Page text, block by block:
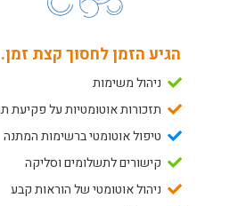
הגיע הזמן לחסוך קצת זמן.
ניהול משימות
תזכורות אוטומטיות על פקיעת
טיפול אוטומטי ברשימות המתנה
קישורים לתשלומים וסליקה
ניהול אוטומטי של הוראות קבע